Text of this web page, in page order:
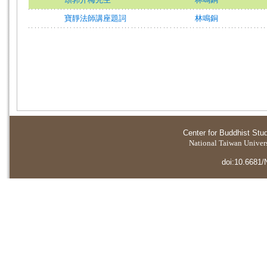
寶靜法師講座題詞 林鳴銅
Center for Buddhist
National Taiwan
doi:10.6681/